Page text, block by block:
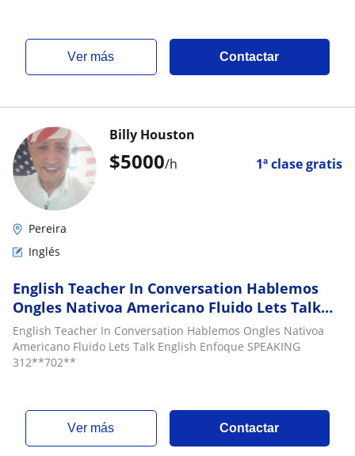
ver más Contactar
$5000/h 1ª clase gratis
Billy Houston
Pereira
Inglés
English Teacher In Conversation Hablemos
Ongles Nativoa Americano Fluido Lets Talk
English Enfoque SPEAKING
English Teacher In Conversation Hablemos Ongles Nativoa
Americano Fluido Lets Talk English Enfoque SPEAKING
312**702**
ver más Contactar